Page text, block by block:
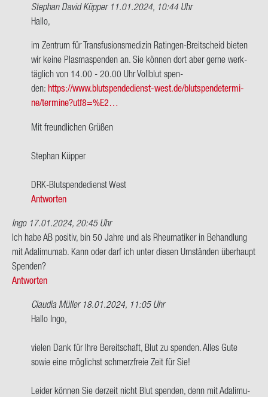
Stephan David Küpper11.01.2024, 10:44 Uhr
Ant­
auf
Hallo
ich
hätte
gerne
einen…
Issel-​
Domberg
Hallo,
im Zen­trum für Trans­fu­si­ons­me­di­zin Ratingen-​Breitscheid bie­ten
wir keine Plas­ma­spen­den an. Sie kön­nen dort aber gerne werk­
täg­lich von 14.00 - 20.00 Uhr Voll­blut spen­
den: https://www.blutspendedienst-​west.de/blut­spen­de­ter­mi­
ne/ter­mi­ne?utf8=%E2…
Mit freund­li­chen Grü­ßen
Ste­phan Küp­per
DRK-​Blutspendedienst West
Antworten
Ingo 17.01.2024, 20:45 Uhr
Ich habe AB po­si­tiv, bin 50 Jahre und als Rheu­ma­ti­ker in Be­hand­lung
mit Ada­li­mu­m­ab. Kann oder darf ich unter die­sen Um­stän­den über­haupt
Spen­den?
Antworten
Claudia Müller18.01.2024, 11:05 Uhr
Ant­
auf
Ich
AB
Hallo Ingo,
vie­len Dank für Ihre Be­reit­schaft, Blut zu spen­den. Alles Gute
sowie eine mög­lichst schmerz­freie Zeit für Sie!
Lei­der kön­nen Sie der­zeit nicht Blut spen­den, denn mit Ada­li­mu­